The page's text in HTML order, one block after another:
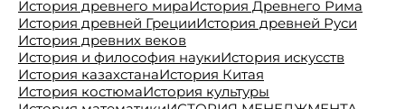
История древнего мираИстория Древнего Рима
История древней ГрецииИстория древней Руси
История древних веков
История и философия наукиИстория искусств
История казахстанаИстория Китая
История костюмаИстория культуры